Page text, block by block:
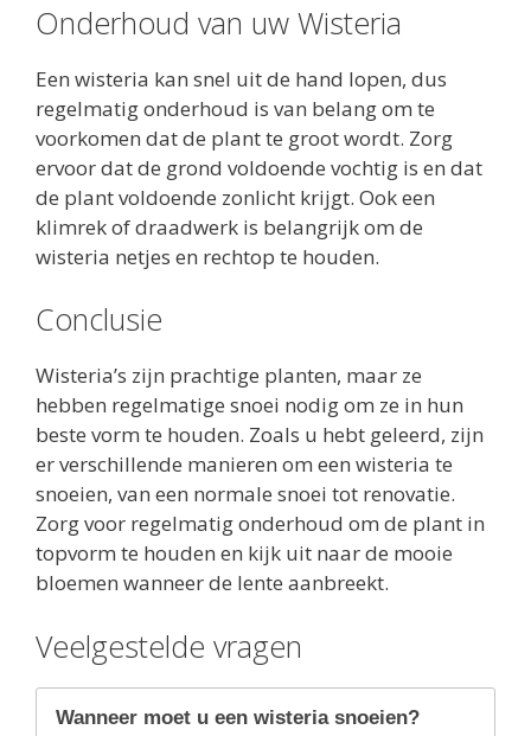
Onderhoud van uw Wisteria
Een wisteria kan snel uit de hand lopen, dus
regelmatig onderhoud is van belang om te
voorkomen dat de plant te groot wordt. Zorg
ervoor dat de grond voldoende vochtig is en dat
de plant voldoende zonlicht krijgt. Ook een
klimrek of draadwerk is belangrijk om de
wisteria netjes en rechtop te houden.
Conclusie
Wisteria’s zijn prachtige planten, maar ze
hebben regelmatige snoei nodig om ze in hun
beste vorm te houden. Zoals u hebt geleerd, zijn
er verschillende manieren om een wisteria te
snoeien, van een normale snoei tot renovatie.
Zorg voor regelmatig onderhoud om de plant in
topvorm te houden en kijk uit naar de mooie
bloemen wanneer de lente aanbreekt.
Veelgestelde vragen
Wanneer moet u een wisteria snoeien?